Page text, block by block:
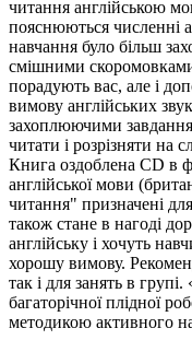
читання англійською
пояснюються численні
навчання було більш
смішними
порадують вас, але і
вимову англійських
захоплюючими
читати і розрізняти на
Книга оздоблена CD в
англійської мови
читання" призначені
також стане в нагоді
англійську і хочуть
хорошу вимову.
так і для занять в
багаторічної плідної
методикою активного